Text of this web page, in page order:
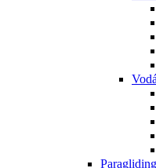
Paragliding